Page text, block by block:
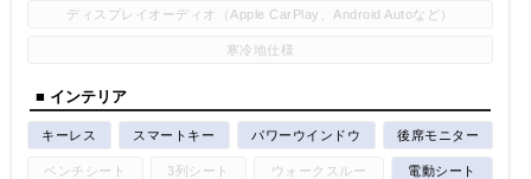
ディスプレイオーディオ（Apple CarPlay、Android Autoなど）
寒冷地仕様
■ インテリア
キーレス スマートキー パワーウインドウ 後席モニター
ベンチシート 3列シート ウォークスルー 電動シート